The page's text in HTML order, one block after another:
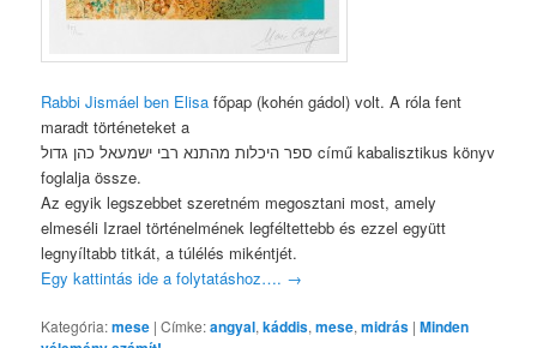
Rabbi Jismáel ben Elisafőpap (kohén gádol) volt. A róla fent
maradt történeteket a
ספר היכלות מהתנא רבי ישמעאל כהן גדול című kabalisztikus könyv
foglalja össze.
Az egyik legszebbet szeretném megosztani most, amely
elmeséli Izrael történelmének legféltettebb és ezzel együtt
legnyíltabb titkát, a túlélés mikéntjét.
Egy kattintás ide a folytatáshoz…. →
Kategória:mese |Címke:angyal,káddis,mese,midrás |Minden